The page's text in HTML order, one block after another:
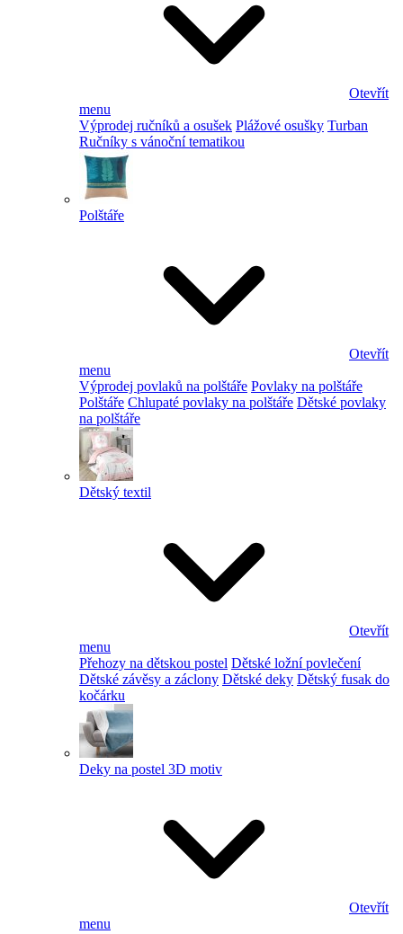
Otevřít
menu
Výprodej ručníků a osušek Plážové osušky Turban
Ručníky s vánoční tematikou
Polštáře
Otevřít
menu
Výprodej povlaků na polštáře Povlaky na polštáře
Polštáře Chlupaté povlaky na polštáře Dětské povlaky
na polštáře
Dětský textil
Otevřít
menu
Přehozy na dětskou postel Dětské ložní povlečení
Dětské závěsy a záclony Dětské deky Dětský fusak do
kočárku
Deky na postel 3D motiv
Otevřít
menu